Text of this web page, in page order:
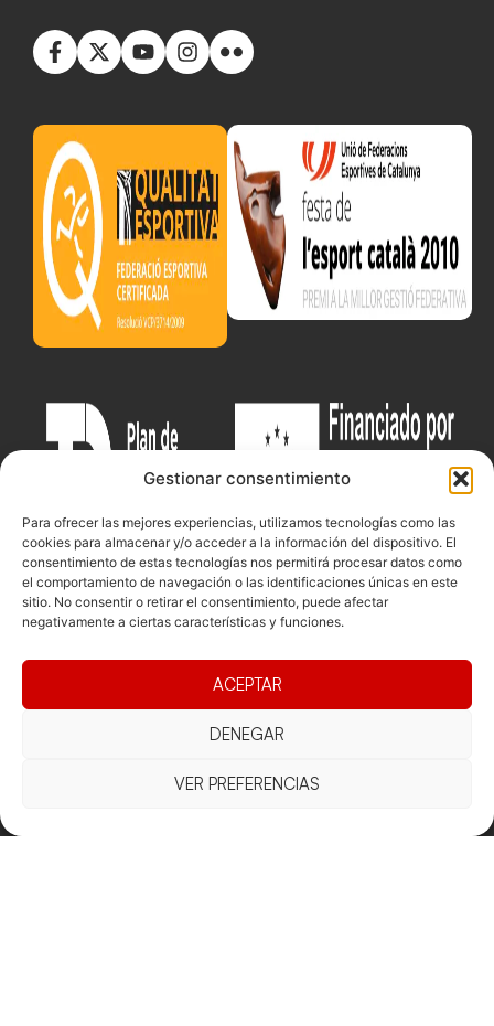
Gestionar consentimiento
Para ofrecer las mejores experiencias, utilizamos tecnologías como las
cookies para almacenar y/o acceder a la información del dispositivo. El
consentimiento de estas tecnologías nos permitirá procesar datos como
el comportamiento de navegación o las identificaciones únicas en este
sitio. No consentir o retirar el consentimiento, puede afectar
negativamente a ciertas características y funciones.
ACEPTAR
DENEGAR
VER PREFERENCIAS
Presidència
Competiciones
Competiciones
Vólei neu
Funcionament
Transparència
Eleccions